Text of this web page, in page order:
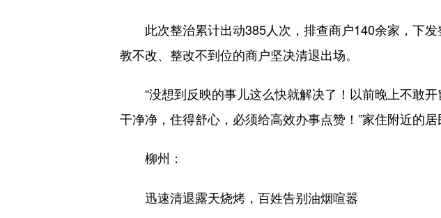
此次整治累计出动385人次，排查商户140余家，下发
教不改、整改不到位的商户坚决清退出场。
“没想到反映的事儿这么快就解决了！以前晚上不敢开
干净净，住得舒心，必须给高效办事点赞！”家住附近的居
柳州：
迅速清退露天烧烤，百姓告别油烟喧嚣